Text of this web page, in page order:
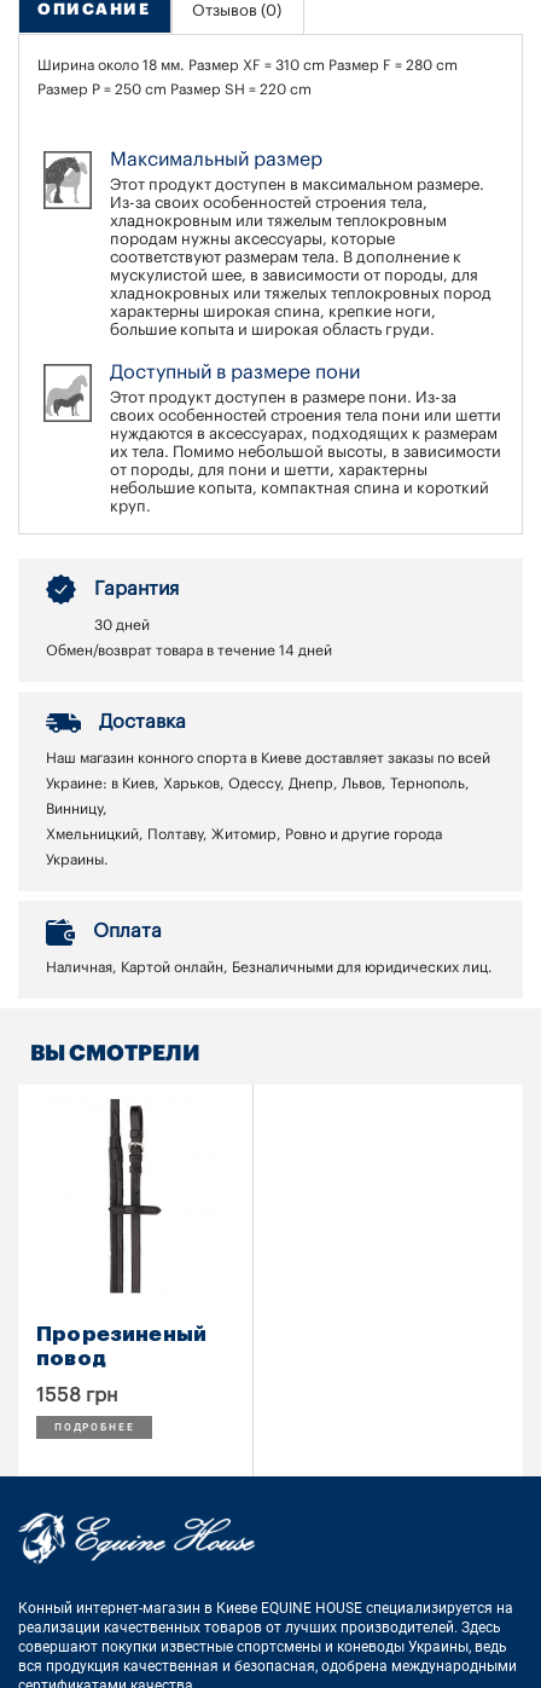
ОПИСАНИЕ Отзывов (0)
Ширина около 18 мм. Размер XF = 310 cm Размер F = 280 cm
Размер P = 250 cm Размер SН = 220 cm
Максимальный размер
Этот продукт доступен в максимальном размере.
Из-за своих особенностей строения тела,
хладнокровным или тяжелым теплокровным
породам нужны аксессуары, которые
соответствуют размерам тела. В дополнение к
мускулистой шее, в зависимости от породы, для
хладнокровных или тяжелых теплокровных пород
характерны широкая спина, крепкие ноги,
большие копыта и широкая область груди.
Доступный в размере пони
Этот продукт доступен в размере пони. Из-за
своих особенностей строения тела пони или шетти
нуждаются в аксессуарах, подходящих к размерам
их тела. Помимо небольшой высоты, в зависимости
от породы, для пони и шетти, характерны
небольшие копыта, компактная спина и короткий
круп.
Гарантия
30 дней
Обмен/возврат товара в течение 14 дней
Доставка
Наш магазин конного спорта в Киеве доставляет заказы по всей
Украине: в Киев, Харьков, Одессу, Днепр, Львов, Тернополь,
Винницу,
Хмельницкий, Полтаву, Житомир, Ровно и другие города
Украины.
Оплата
Наличная, Картой онлайн, Безналичными для юридических лиц.
ВЫ СМОТРЕЛИ
Прорезиненый
повод
1558 грн
ПОДРОБНЕЕ
Конный интернет-магазин в Киеве EQUINE HOUSE специализируется на
реализации качественных товаров от лучших производителей. Здесь
совершают покупки известные спортсмены и коневоды Украины, ведь
вся продукция качественная и безопасная, одобрена международными